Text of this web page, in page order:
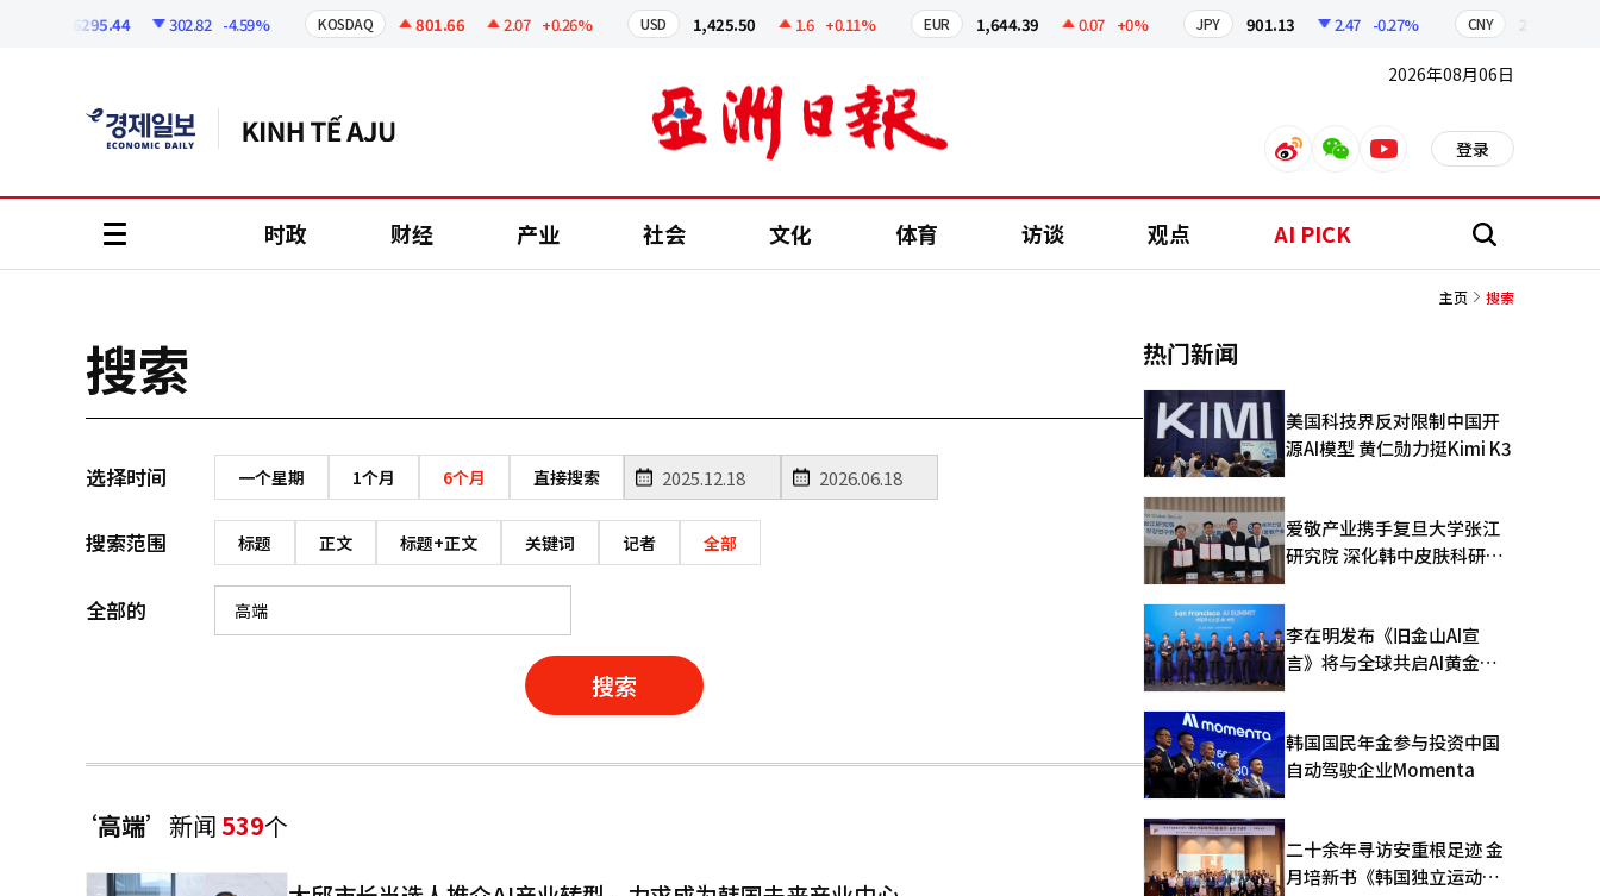
6295.44 302.82 -4.59% KOSDAQ 801.66 2.07 +0.26% USD 1,425.50 1.6 +0.11% EUR 1,644.39 0.07 +0% JPY 901.13 2.47 -0.27% CNY 211.25
2026年08月06日
weiboweixinyoutube 登录
时政 财经 产业 社会 文化 体育 访谈 观点 AI PICK 搜
主页 搜索
搜索
选择时间 一个星期 1个月 6个月 直接搜索
搜索范围 标题 正文 标题+正文 关键词 记者 全部
全部的
搜索
‘高端’ 新闻539个
热门新闻
美国科技界反对限制中国开
源AI模型 黄仁勋力挺Kimi K3
爱敬产业携手复旦大学张江
研究院 深化韩中皮肤科研合
李在明发布《旧金山AI宣
言》将与全球共启AI黄金时
韩国国民年金参与投资中国
自动驾驶企业Momenta
二十余年寻访安重根足迹 金
月培新书《韩国独立运动圣